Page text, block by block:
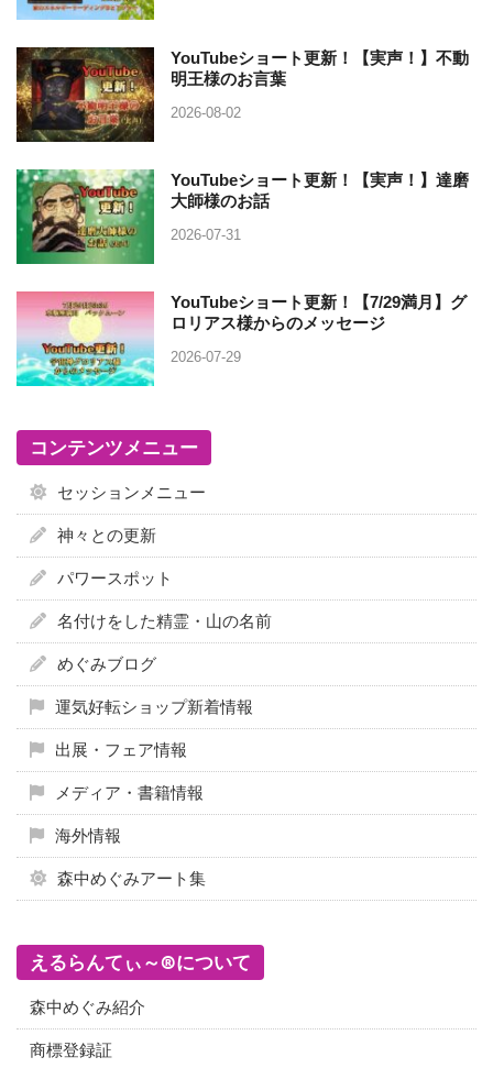
YouTubeショート更新！【実声！】不動
明王様のお言葉
2026-08-02
YouTubeショート更新！【実声！】達磨
大師様のお話
2026-07-31
YouTubeショート更新！【7/29満月】グ
ロリアス様からのメッセージ
2026-07-29
コンテンツメニュー
セッションメニュー
神々との更新
パワースポット
名付けをした精霊・山の名前
めぐみブログ
運気好転ショップ新着情報
出展・フェア情報
メディア・書籍情報
海外情報
森中めぐみアート集
えるらんてぃ～®について
森中めぐみ紹介
商標登録証